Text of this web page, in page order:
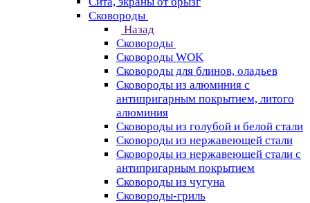
Сковороды
Назад
Сковороды
Сковороды WOK
Сковороды для блинов, оладьев
Сковороды из алюминия с
антипригарным покрытием, литого
алюминия
Сковороды из голубой и белой стали
Сковороды из нержавеющей стали
Сковороды из нержавеющей стали с
антипригарным покрытием
Сковороды из чугуна
Сковороды-гриль